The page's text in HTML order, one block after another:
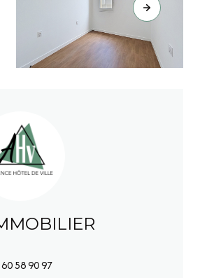
58 90 97